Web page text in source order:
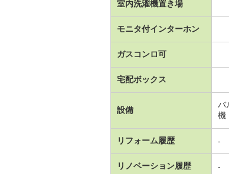
室内洗濯機置き場
モニタ付インターホン
ガスコンロ可
宅配ボックス
設備
バ
機
リフォーム履歴 -
リノベーション履歴 -